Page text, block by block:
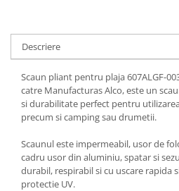
Scule de mana mici
Sapaligi mici
Cazmale mici
Foarfece
Universale
Ramuri groase
Gard viu
Descriere
Scaun pliant pentru plaja 607ALGF-
catre Manufacturas Alco, este un
si durabilitate perfect pentru
precum si camping sau drumetii.
Scaunul este impermeabil, usor de
cadru usor din aluminiu, spatar si
durabil, respirabil si cu uscare rapida
protectie UV.